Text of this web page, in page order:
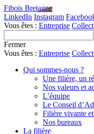
Fibois Bretagne
LinkedIn Instagram
Vous êtes : Entreprise
Fermer
Vous êtes : Entreprise
Qui sommes-nous ?
Une filière, un
Nos valeurs et
L’équipe
Le Conseil
Filière vivante
Nos bureaux
La filière